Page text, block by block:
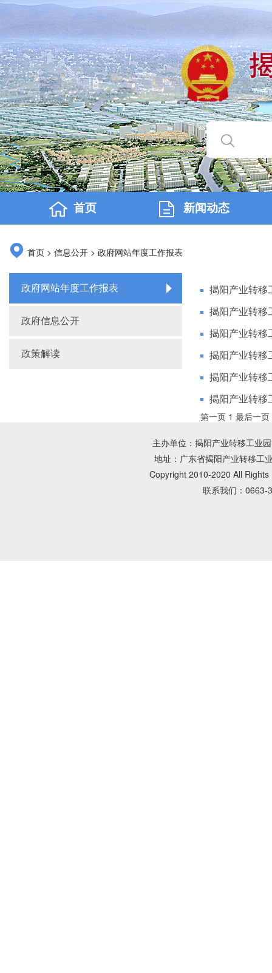
首页 新闻动态
首页 > 信息公开 > 政府网站年度工作报表
政府网站年度工作报表
政府信息公开
政策解读
揭阳产业转移
揭阳产业转移
揭阳产业转移
揭阳产业转移
揭阳产业转移
揭阳产业转移
第一页 1 最后一页
主办单位：揭阳产业转移工业
地址：广东省揭阳产业转移工
Copyright 2010-2020 All
联系我们：0663-